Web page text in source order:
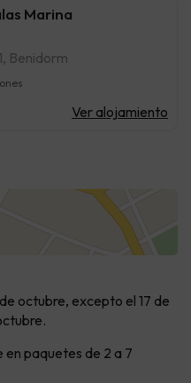
Marina
Benidorm
Ver alojamiento
octubre, excepto el 17 de
en paquetes de 2 a 7